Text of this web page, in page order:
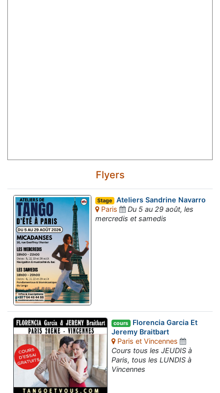
Flyers
Stage Ateliers Sandrine Navarro
Paris
Du 5 au 29 août, les
mercredis et samedis
cours Florencia Garcia Et
Jeremy Braitbart
Paris et Vincennes
Cours tous les JEUDIS à
Paris, tous les LUNDIS à
Vincennes